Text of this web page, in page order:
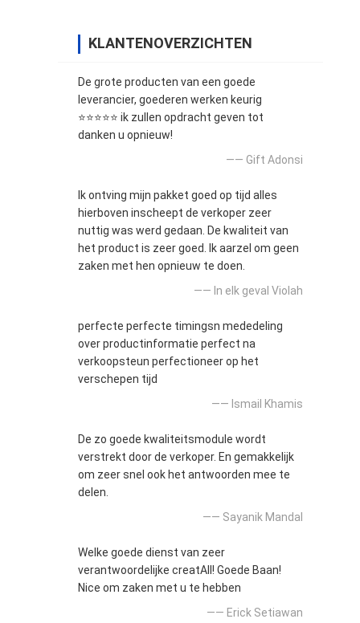
KLANTENOVERZICHTEN
De grote producten van een goede
leverancier, goederen werken keurig
⭐⭐⭐⭐⭐ ik zullen opdracht geven tot
danken u opnieuw!
—— Gift Adonsi
Ik ontving mijn pakket goed op tijd alles
hierboven inscheept de verkoper zeer
nuttig was werd gedaan. De kwaliteit van
het product is zeer goed. Ik aarzel om geen
zaken met hen opnieuw te doen.
—— In elk geval Violah
perfecte perfecte timingsn mededeling
over productinformatie perfect na
verkoopsteun perfectioneer op het
verschepen tijd
—— Ismail Khamis
De zo goede kwaliteitsmodule wordt
verstrekt door de verkoper. En gemakkelijk
om zeer snel ook het antwoorden mee te
delen.
—— Sayanik Mandal
Welke goede dienst van zeer
verantwoordelijke creatAll! Goede Baan!
Nice om zaken met u te hebben
—— Erick Setiawan